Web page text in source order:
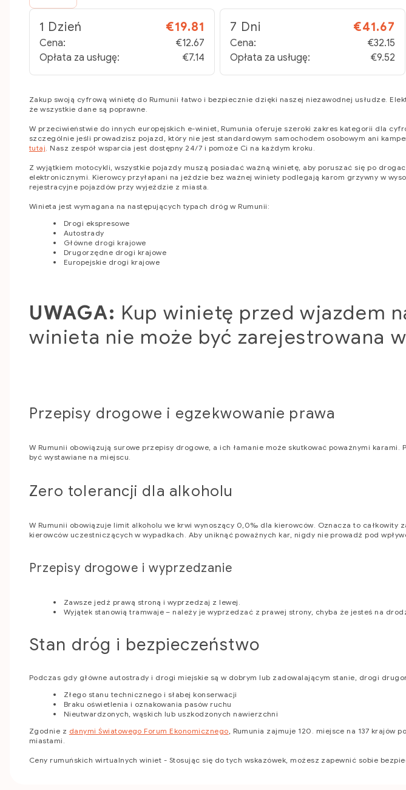
1 Dzień €19.81
Cena:
€12.67
Opłata za usługę:
€7.14
7 Dni €41.67
Cena:
€32.15
Opłata za usługę:
€9.52
Zakup swoją cyfrową winietę do Rumunii łatwo i bezpiecznie dzięki naszej niezawodnej usłudze.
że wszystkie dane są poprawne.
W przeciwieństwie do innych europejskich e-winiet, Rumunia oferuje szeroki zakres kategorii dla
szczególnie jeśli prowadzisz pojazd, który nie jest standardowym samochodem osobowym ani
tutaj. Nasz zespół wsparcia jest dostępny 24/7 i pomoże Ci na każdym kroku.
Z wyjątkiem motocykli, wszystkie pojazdy muszą posiadać ważną winietę, aby poruszać się po
elektronicznymi. Kierowcy przyłapani na jeździe bez ważnej winiety podlegają karom grzywny w
rejestracyjne pojazdów przy wyjeździe z miasta.
Winieta jest wymagana na następujących typach dróg w Rumunii:
Drogi ekspresowe
Autostrady
Główne drogi krajowe
Drugorzędne drogi krajowe
Europejskie drogi krajowe
UWAGA: Kup winietę przed wjazdem
winieta nie może być zarejestrowana
Przepisy drogowe i egzekwowanie prawa
W Rumunii obowiązują surowe przepisy drogowe, a ich łamanie może skutkować poważnymi
być wystawiane na miejscu.
Zero tolerancji dla alkoholu
W Rumunii obowiązuje limit alkoholu we krwi wynoszący 0,0‰ dla kierowców. Oznacza to
kierowców uczestniczących w wypadkach. Aby uniknąć poważnych kar, nigdy nie prowadź pod
Przepisy drogowe i wyprzedzanie
Zawsze jedź prawą stroną i wyprzedzaj z lewej.
Wyjątek stanowią tramwaje – należy je wyprzedzać z prawej strony, chyba że jesteś na
Stan dróg i bezpieczeństwo
Podczas gdy główne autostrady i drogi miejskie są w dobrym lub zadowalającym stanie, drogi
Złego stanu technicznego i słabej konserwacji
Braku oświetlenia i oznakowania pasów ruchu
Nieutwardzonych, wąskich lub uszkodzonych nawierzchni
Zgodnie z danymi Światowego Forum Ekonomicznego , Rumunia zajmuje 120. miejsce na 137
miastami.
Ceny rumuńskich wirtualnych winiet - Stosując się do tych wskazówek, możesz zapewnić sobie